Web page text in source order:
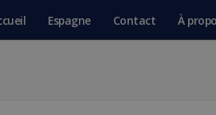
Espagne Contact À